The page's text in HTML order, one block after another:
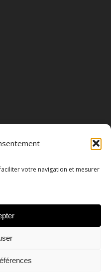
votre navigation et mesurer
légales